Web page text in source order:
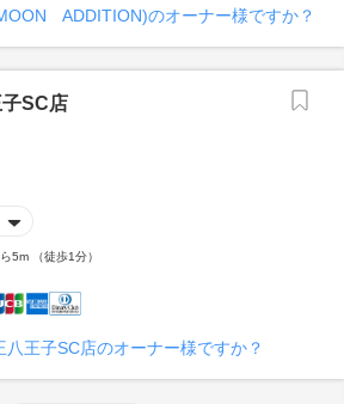
ADDITION)のオーナー様ですか？
SC店
5m （徒歩1分）
八王子SC店のオーナー様ですか？